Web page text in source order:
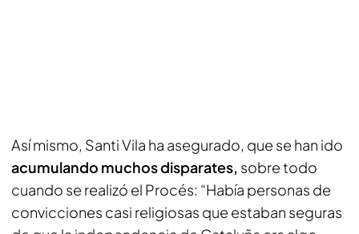
Así mismo, Santi Vila ha asegurado, que se han ido
acumulando muchos disparates, sobre todo
cuando se realizó el Procés: “Había personas de
convicciones casi religiosas que estaban seguras